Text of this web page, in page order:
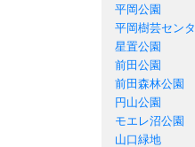
平岡公園
平岡樹芸セン
星置公園
前田公園
前田森林公園
円山公園
モエレ沼公園
山口緑地